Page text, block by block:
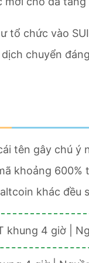
tổ chức vào
chuyển
tên gây chú
khoảng
khác đều